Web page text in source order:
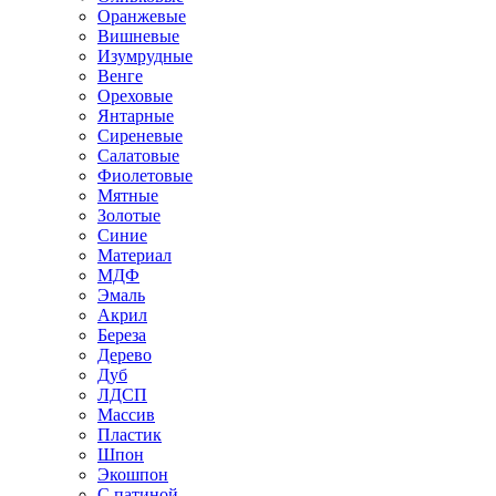
Оранжевые
Вишневые
Изумрудные
Венге
Ореховые
Янтарные
Сиреневые
Салатовые
Фиолетовые
Мятные
Золотые
Синие
Материал
МДФ
Эмаль
Акрил
Береза
Дерево
Дуб
ЛДСП
Массив
Пластик
Шпон
Экошпон